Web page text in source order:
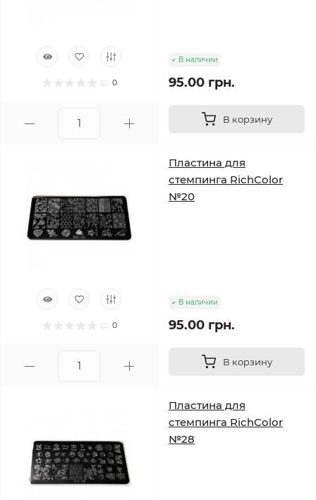
0
В наличии
95.00 грн.
В корзину
0
Пластина для
стемпинга RichColor
№20
В наличии
95.00 грн.
В корзину
Пластина для
стемпинга RichColor
№28